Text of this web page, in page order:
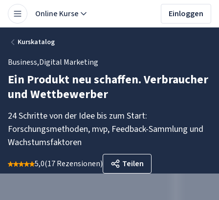
Online Kurse Einloggen
Kurskatalog
Business,Digital Marketing
Ein Produkt neu schaffen. Verbraucher
und Wettbewerber
24 Schritte von der Idee bis zum Start:
Forschungsmethoden, mvp, Feedback-Sammlung und
Wachstumsfaktoren
5,0(17 Rezensionen) Teilen